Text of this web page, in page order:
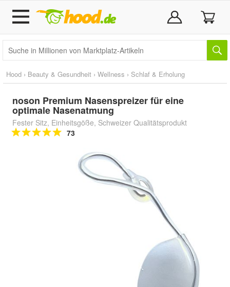
Hood › Beauty & Gesundheit › Wellness › Schlaf & Erholung
noson Premium Nasenspreizer für eine
optimale Nasenatmung
Fester Sitz, Einheitsgöße, Schweizer Qualitätsprodukt
73